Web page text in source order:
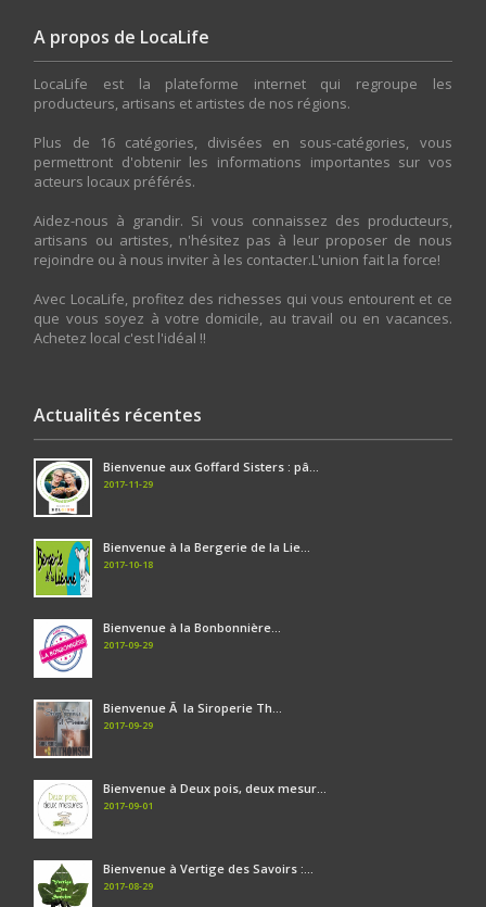
A propos de LocaLife
LocaLife est la plateforme internet qui regroupe les
producteurs, artisans et artistes de nos régions.
Plus de 16 catégories, divisées en sous-catégories, vous
permettront d'obtenir les informations importantes sur vos
acteurs locaux préférés.
Aidez-nous à grandir. Si vous connaissez des producteurs,
artisans ou artistes, n'hésitez pas à leur proposer de nous
rejoindre ou à nous inviter à les contacter.L'union fait la force!
Avec LocaLife, profitez des richesses qui vous entourent et ce
que vous soyez à votre domicile, au travail ou en vacances.
Achetez local c'est l'idéal !!
Actualités récentes
Bienvenue aux Goffard Sisters : pâ...
2017-11-29
Bienvenue à la Bergerie de la Lie...
2017-10-18
Bienvenue à la Bonbonnière...
2017-09-29
Bienvenue Ã la Siroperie Th...
2017-09-29
Bienvenue à Deux pois, deux mesur...
2017-09-01
Bienvenue à Vertige des Savoirs :...
2017-08-29